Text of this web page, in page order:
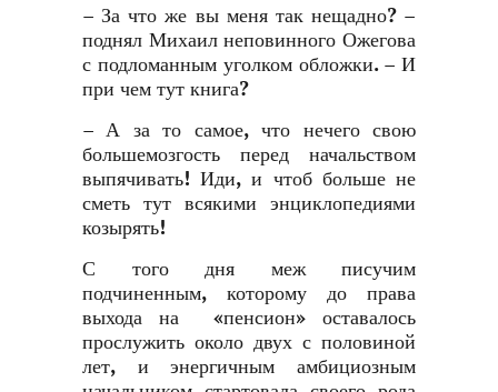
– За что же вы меня так нещадно? –
поднял Михаил неповинного Ожегова
с подломанным уголком обложки. – И
при чем тут книга?
– А за то самое, что нечего свою
большемозгость перед начальством
выпячивать! Иди, и чтоб больше не
сметь тут всякими энциклопедиями
козырять!
С того дня меж писучим
подчиненным, которому до права
выхода на «пенсион» оставалось
прослужить около двух с половиной
лет, и энергичным амбициозным